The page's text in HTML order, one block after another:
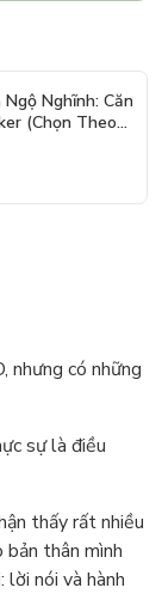
Nghĩnh: Căn
(Chọn Theo
250 Sticker
nhưng có những
sự là điều
thấy rất nhiều
bản thân mình
nói và hành